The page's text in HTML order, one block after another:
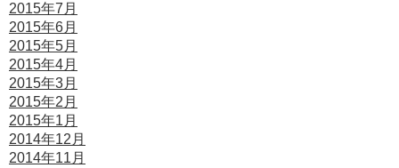
2015年7月
2015年6月
2015年5月
2015年4月
2015年3月
2015年2月
2015年1月
2014年12月
2014年11月